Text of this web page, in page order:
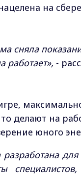
на
сняла
работает», -
делают на
юного
разработана